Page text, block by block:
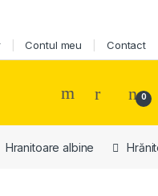
Contul meu Contact
0
Hranitoare albine